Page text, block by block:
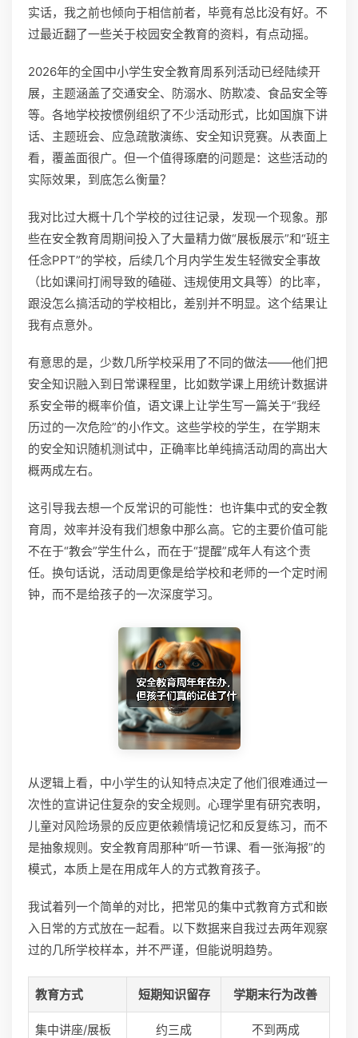
实话，我之前也倾向于相信前者，毕竟有总比没有好。不
过最近翻了一些关于校园安全教育的资料，有点动摇。
2026年的全国中小学生安全教育周系列活动已经陆续开
展，主题涵盖了交通安全、防溺水、防欺凌、食品安全等
等。各地学校按惯例组织了不少活动形式，比如国旗下讲
话、主题班会、应急疏散演练、安全知识竞赛。从表面上
看，覆盖面很广。但一个值得琢磨的问题是：这些活动的
实际效果，到底怎么衡量？
我对比过大概十几个学校的过往记录，发现一个现象。那
些在安全教育周期间投入了大量精力做“展板展示”和“班主
任念PPT”的学校，后续几个月内学生发生轻微安全事故
（比如课间打闹导致的磕碰、违规使用文具等）的比率，
跟没怎么搞活动的学校相比，差别并不明显。这个结果让
我有点意外。
有意思的是，少数几所学校采用了不同的做法——他们把
安全知识融入到日常课程里，比如数学课上用统计数据讲
系安全带的概率价值，语文课上让学生写一篇关于“我经
历过的一次危险”的小作文。这些学校的学生，在学期末
的安全知识随机测试中，正确率比单纯搞活动周的高出大
概两成左右。
这引导我去想一个反常识的可能性：也许集中式的安全教
育周，效率并没有我们想象中那么高。它的主要价值可能
不在于“教会”学生什么，而在于“提醒”成年人有这个责
任。换句话说，活动周更像是给学校和老师的一个定时闹
钟，而不是给孩子的一次深度学习。
从逻辑上看，中小学生的认知特点决定了他们很难通过一
次性的宣讲记住复杂的安全规则。心理学里有研究表明，
儿童对风险场景的反应更依赖情境记忆和反复练习，而不
是抽象规则。安全教育周那种“听一节课、看一张海报”的
模式，本质上是在用成年人的方式教育孩子。
我试着列一个简单的对比，把常见的集中式教育方式和嵌
入日常的方式放在一起看。以下数据来自我过去两年观察
过的几所学校样本，并不严谨，但能说明趋势。
教育方式 短期知识留存 学期末行为改善
集中讲座/展板 约三成 不到两成